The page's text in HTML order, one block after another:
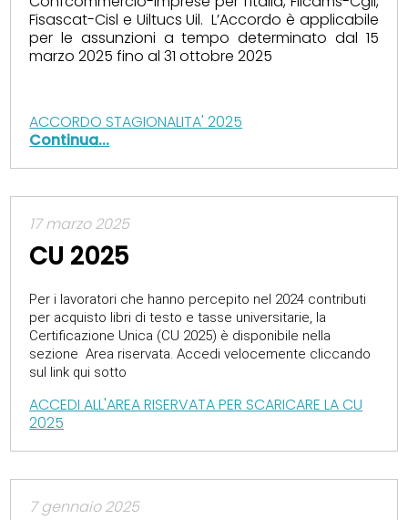
Fisascat-Cisl e Uiltucs Uil. L’Accordo è applicabile
per le assunzioni a tempo determinato dal 15
marzo 2025 fino al 31 ottobre 2025
ACCORDO STAGIONALITA' 2025
Continua...
17 marzo 2025
CU 2025
Per i lavoratori che hanno percepito nel 2024 contributi
per acquisto libri di testo e tasse universitarie, la
Certificazione Unica (CU 2025) è disponibile nella
sezione Area riservata. Accedi velocemente cliccando
sul link qui sotto
ACCEDI ALL'AREA RISERVATA PER SCARICARE LA CU
2025
7 gennaio 2025